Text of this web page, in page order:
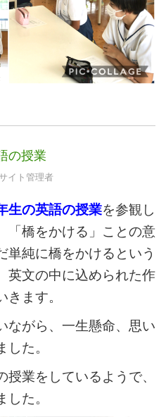
の授業
イト管理者
生の英語の授業を参観し
「橋をかける」ことの意
単純に橋をかけるという
英文の中に込められた作
ます。
がら、一生懸命、思い
た。
業をしているようで、
た。